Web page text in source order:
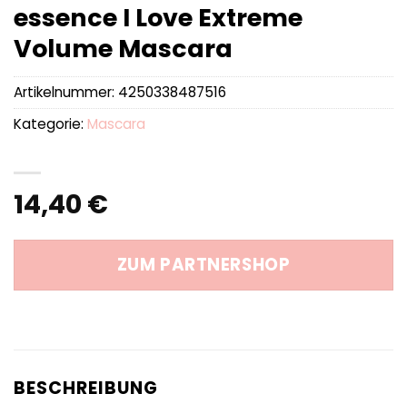
essence I Love Extreme
Volume Mascara
14,40 €
ZUM PARTNERSHOP
Artikelnummer: 4250338487516
Kategorie: Mascara
BESCHREIBUNG